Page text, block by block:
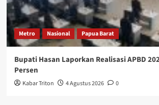
Metro Nasional Papua Barat
Bupati Hasan Laporkan Realisasi APBD
Persen
Kabar Triton 4 Agustus 2026 0